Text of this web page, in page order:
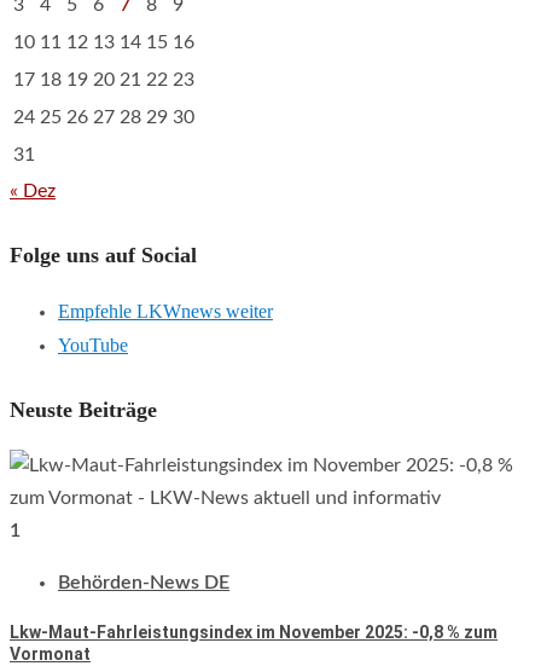
3
4 5 6 7 8
9
10 11 12 13 14 15 16
17 18 19 20 21 22 23
24 25 26 27 28 29 30
31
« Dez
Folge uns auf Social
Empfehle LKWnews weiter
YouTube
Neuste Beiträge
1
Behörden-News DE
Lkw-Maut-Fahrleistungsindex im November 2025: -0,8 % zum
Vormonat